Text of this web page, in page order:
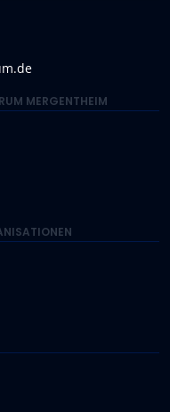
MERGENTHEIM